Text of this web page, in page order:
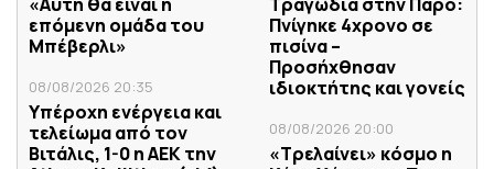
επόμενη ομάδα του
Μπέβερλι»
08/08/2026 20:35
Υπέροχη ενέργεια και
τελείωμα από τον
Βιτάλις, 1-0 η ΑΕΚ την
Πνίγηκε 4χρονο σε
πισίνα –
Προσήχθησαν
ιδιοκτήτης και γονείς
08/08/2026 20:00
«Τρελαίνει» κόσμο η